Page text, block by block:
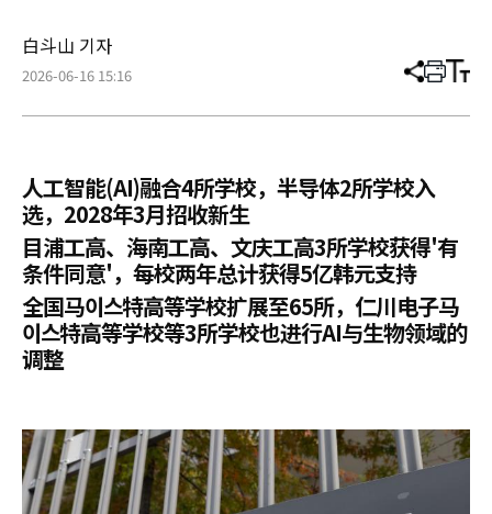
白斗山 기자
2026-06-16 15:16 分
章
打 调
小
人工智能(AI)融合4所学校，半导体2所学校入
选，2028年3月招收新生
目浦工高、海南工高、文庆工高3所学校获得'有
条件同意'，每校两年总计获得5亿韩元支持
全国马이스特高等学校扩展至65所，仁川电子马
이스特高等学校等3所学校也进行AI与生物领域的
调整